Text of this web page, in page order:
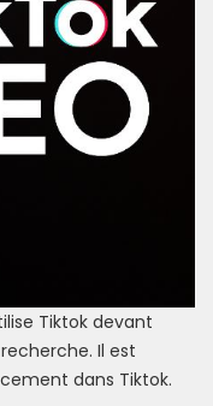
Tiktok devant
Il est
dans Tiktok.